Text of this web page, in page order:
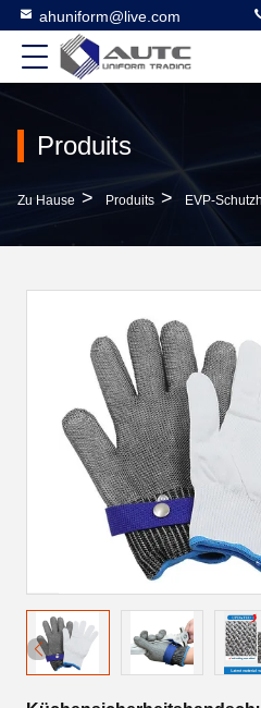
ahuniform@live.com
Produits
Zu Hause > Produits > EVP-